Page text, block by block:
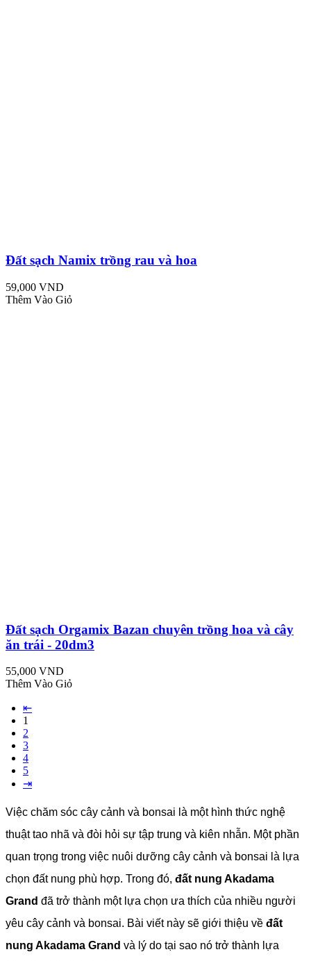
Đất sạch Namix trồng rau và hoa
59,000 VND
Thêm Vào Giỏ
Đất sạch Orgamix Bazan chuyên trồng hoa và cây
ăn trái - 20dm3
55,000 VND
Thêm Vào Giỏ
⇤
1
2
3
4
5
⇥
Việc chăm sóc cây cảnh và bonsai là một hình thức nghệ
thuật tao nhã và đòi hỏi sự tập trung và kiên nhẫn. Một phần
quan trọng trong việc nuôi dưỡng cây cảnh và bonsai là lựa
chọn đất nung phù hợp. Trong đó, đất nung Akadama
Grand đã trở thành một lựa chọn ưa thích của nhiều người
yêu cây cảnh và bonsai. Bài viết này sẽ giới thiệu về đất
nung Akadama Grand và lý do tại sao nó trở thành lựa